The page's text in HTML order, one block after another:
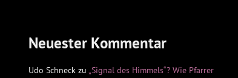
Neuester Kommentar
Udo Schneck zu „Signal des Himmels“? Wie Pfarrer